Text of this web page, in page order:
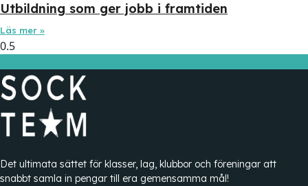
Utbildning som ger jobb i framtiden
Läs mer »
Det ultimata sättet för klasser, lag, klubbor och föreningar att
snabbt samla in pengar till era gemensamma mål!